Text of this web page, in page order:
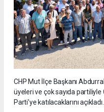
CHP Mut İlçe Başkanı
üyeleri ve çok sayıda
Parti’ye katılacaklarını açıkladı.